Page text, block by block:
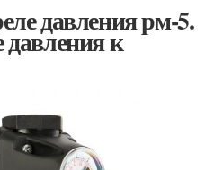
давления рм-5.
к